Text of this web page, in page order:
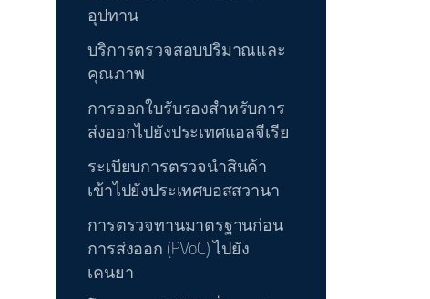
อุปทาน
บริการตรวจสอบปริมาณและ
คุณภาพ
การออกใบรับรองสำหรับการ
ส่งออกไปยังประเทศแอลจีเรีย
ระเบียบการตรวจนำสินค้า
เข้าไปยังประเทศบอสสวานา
การตรวจทานมาตรฐานก่อน
การส่งออก (PVoC) ไปยัง
เคนยา